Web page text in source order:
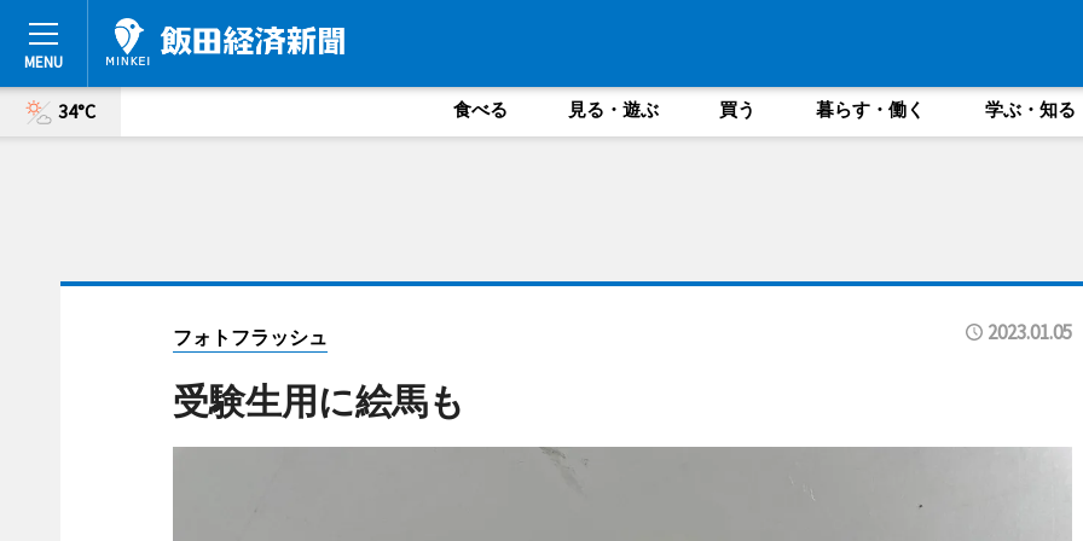
34°C 食べる 見る・遊ぶ 買う 暮らす・働く 学ぶ・知る
フォトフラッシュ 2023.01.05
受験生用に絵馬も